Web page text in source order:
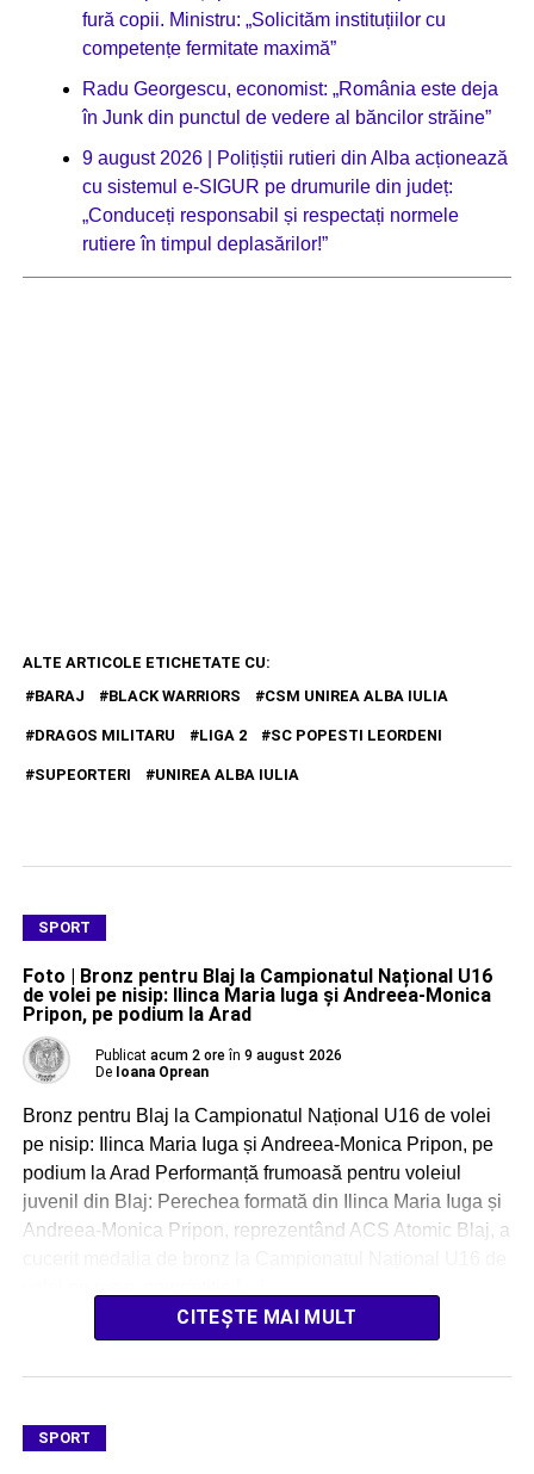
fură copii. Ministru: „Solicităm instituțiilor cu
competențe fermitate maximă”
Radu Georgescu, economist: „România este deja
în Junk din punctul de vedere al băncilor străine”
9 august 2026 | Polițiștii rutieri din Alba acționează
cu sistemul e-SIGUR pe drumurile din județ:
„Conduceți responsabil și respectați normele
rutiere în timpul deplasărilor!”
ALTE ARTICOLE ETICHETATE CU:
BARAJ
BLACK WARRIORS CSM UNIREA ALBA IULIA
DRAGOS MILITARU LIGA 2 SC POPESTI LEORDENI
SUPEORTERI UNIREA ALBA IULIA
SPORT
Foto | Bronz pentru Blaj la Campionatul Național U16
de volei pe nisip: Ilinca Maria Iuga și Andreea-Monica
Pripon, pe podium la Arad
Publicat acum 2 ore în 9 august 2026
De Ioana Oprean
Bronz pentru Blaj la Campionatul Național U16 de volei
pe nisip: Ilinca Maria Iuga și Andreea-Monica Pripon, pe
podium la Arad Performanță frumoasă pentru voleiul
juvenil din Blaj: Perechea formată din Ilinca Maria Iuga și
Andreea-Monica Pripon, reprezentând ACS Atomic Blaj, a
CITEȘTE MAI MULT
SPORT